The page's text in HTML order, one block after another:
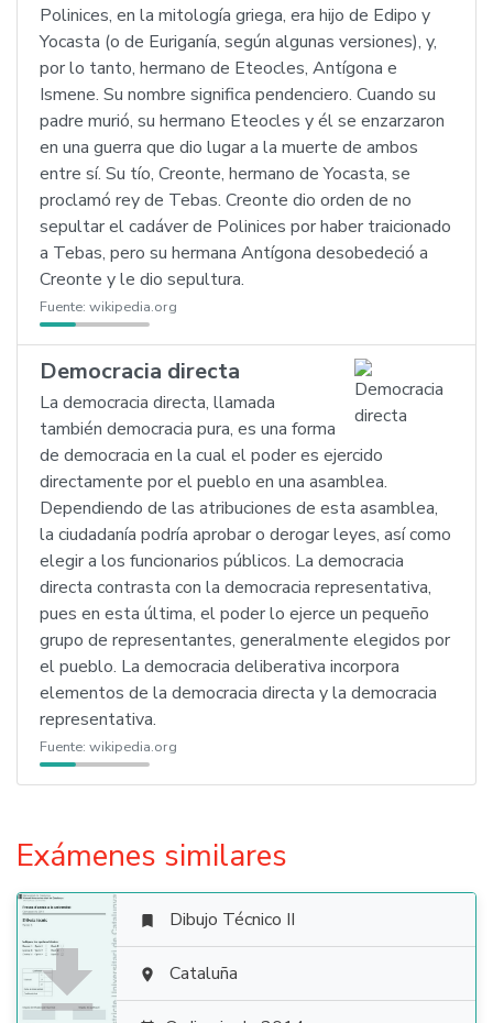
Polinices, en la mitología griega, era hijo de Edipo y
Yocasta (o de Euriganía, según algunas versiones), y,
por lo tanto, hermano de Eteocles, Antígona e
Ismene. Su nombre significa pendenciero. Cuando su
padre murió, su hermano Eteocles y él se enzarzaron
en una guerra que dio lugar a la muerte de ambos
entre sí. Su tío, Creonte, hermano de Yocasta, se
proclamó rey de Tebas. Creonte dio orden de no
sepultar el cadáver de Polinices por haber traicionado
a Tebas, pero su hermana Antígona desobedeció a
Creonte y le dio sepultura.
Fuente: wikipedia.org
Democracia directa
La democracia directa, llamada
también democracia pura, es una forma
de democracia en la cual el poder es ejercido
directamente por el pueblo en una asamblea.
Dependiendo de las atribuciones de esta asamblea,
la ciudadanía podría aprobar o derogar leyes, así como
elegir a los funcionarios públicos. La democracia
directa contrasta con la democracia representativa,
pues en esta última, el poder lo ejerce un pequeño
grupo de representantes, generalmente elegidos por
el pueblo. La democracia deliberativa incorpora
elementos de la democracia directa y la democracia
representativa.
Fuente: wikipedia.org
Exámenes similares

 Dibujo Técnico II
 Cataluña